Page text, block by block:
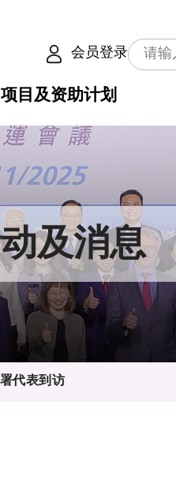
会员登录
项目及资助计划
及消息
代表到访